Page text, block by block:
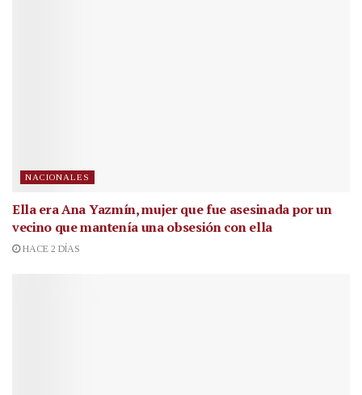
NACIONALES
Ella era Ana Yazmín, mujer que fue asesinada por un
vecino que mantenía una obsesión con ella
HACE 2 DÍAS